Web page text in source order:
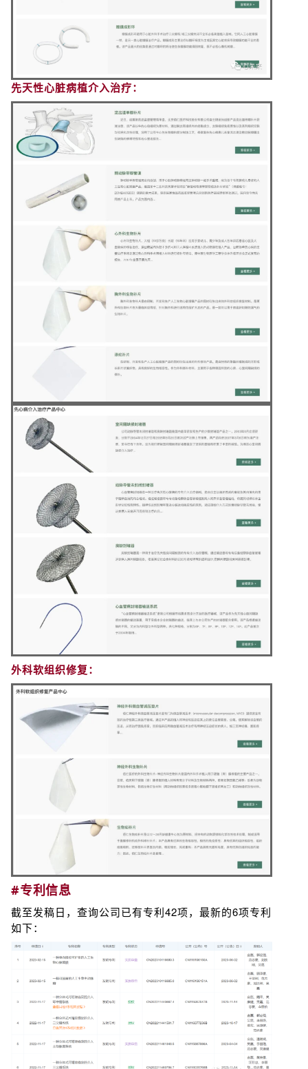
先天性心脏病植介入治疗：
外科软组织修复：
#专利信息
截至发稿日，查询公司已有专利42项，最新的6项专利
如下：